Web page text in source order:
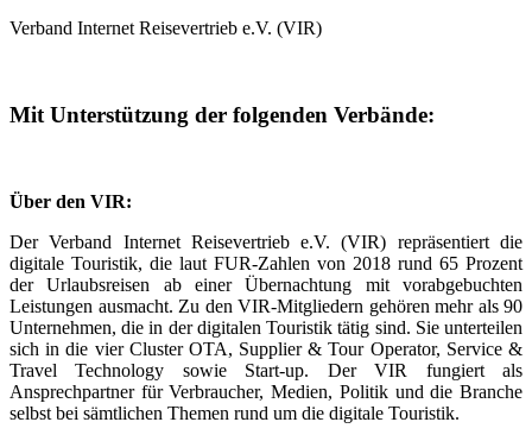
Verband Internet Reisevertrieb e.V. (VIR)
Mit Unterstützung der folgenden Verbände:
Über den VIR:
Der Verband Internet Reisevertrieb e.V. (VIR) repräsentiert die
digitale Touristik, die laut FUR-Zahlen von 2018 rund 65 Prozent
der Urlaubsreisen ab einer Übernachtung mit vorabgebuchten
Leistungen ausmacht. Zu den VIR-Mitgliedern gehören mehr als 90
Unternehmen, die in der digitalen Touristik tätig sind. Sie unterteilen
sich in die vier Cluster OTA, Supplier & Tour Operator, Service &
Travel Technology sowie Start-up. Der VIR fungiert als
Ansprechpartner für Verbraucher, Medien, Politik und die Branche
selbst bei sämtlichen Themen rund um die digitale Touristik.